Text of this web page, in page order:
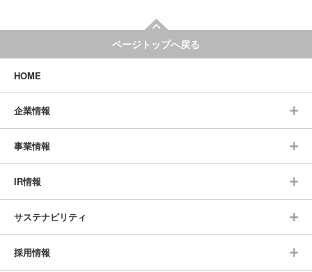
ページトップへ戻る
HOME
企業情報
事業情報
IR情報
サステナビリティ
採用情報